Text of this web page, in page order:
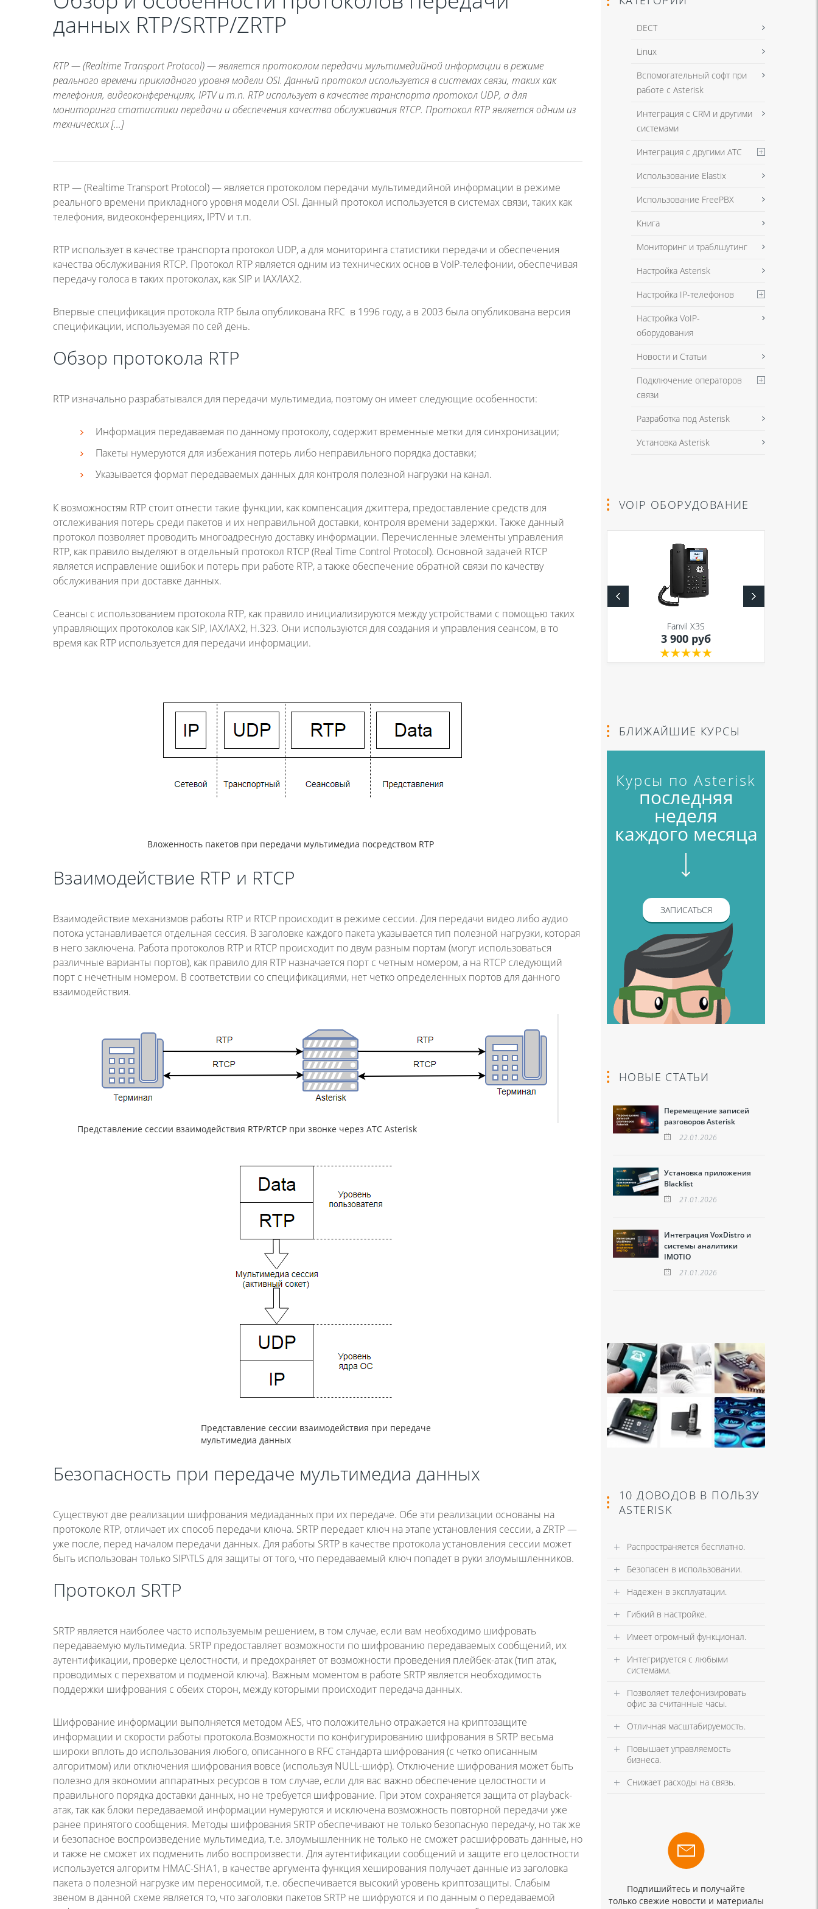
данных RTP/SRTP/ZRTP
RTP — (Realtime Transport Protocol) — является протоколом передачи мультимедийной информации в режиме
реального времени прикладного уровня модели OSI. Данный протокол используется в системах связи, таких как
телефония, видеоконференциях, IPTV и т.п. RTP использует в качестве транспорта протокол UDP, а для
мониторинга статистики передачи и обеспечения качества обслуживания RTCP. Протокол RTP является одним из
технических […]
RTP — (Realtime Transport Protocol) — является протоколом передачи мультимедийной информации в режиме
реального времени прикладного уровня модели OSI. Данный протокол используется в системах связи, таких как
телефония, видеоконференциях, IPTV и т.п.
RTP использует в качестве транспорта протокол UDP, а для мониторинга статистики передачи и обеспечения
качества обслуживания RTCP. Протокол RTP является одним из технических основ в VoIP-телефонии, обеспечивая
передачу голоса в таких протоколах, как SIP и IAX/IAX2.
Впервые спецификация протокола RTP была опубликована RFC в 1996 году, а в 2003 была опубликована версия
спецификации, используемая по сей день.
Обзор протокола RTP
RTP изначально разрабатывался для передачи мультимедиа, поэтому он имеет следующие особенности:
Информация передаваемая по данному протоколу, содержит временные метки для синхронизации;
Пакеты нумеруются для избежания потерь либо неправильного порядка доставки;
Указывается формат передаваемых данных для контроля полезной нагрузки на канал.
К возможностям RTP стоит отнести такие функции, как компенсация джиттера, предоставление средств для
отслеживания потерь среди пакетов и их неправильной доставки, контроля времени задержки. Также данный
протокол позволяет проводить многоадресную доставку информации. Перечисленные элементы управления
RTP, как правило выделяют в отдельный протокол RTCP (Real Time Control Protocol). Основной задачей RTCP
является исправление ошибок и потерь при работе RTP, а также обеспечение обратной связи по качеству
обслуживания при доставке данных.
Сеансы с использованием протокола RTP, как правило инициализируются между устройствами с помощью таких
управляющих протоколов как SIP, IAX/IAX2, H.323. Они используются для создания и управления сеансом, в то
время как RTP используется для передачи информации.
Вложенность пакетов при передачи мультимедиа посредством RTP
Взаимодействие RTP и RTCP
Взаимодействие механизмов работы RTP и RTCP происходит в режиме сессии. Для передачи видео либо аудио
потока устанавливается отдельная сессия. В заголовке каждого пакета указывается тип полезной нагрузки, которая
в него заключена. Работа протоколов RTP и RTCP происходит по двум разным портам (могут использоваться
различные варианты портов), как правило для RTP назначается порт с четным номером, а на RTCP следующий
порт с нечетным номером. В соответствии со спецификациями, нет четко определенных портов для данного
взаимодействия.
Представление сессии взаимодействия RTP/RTCP при звонке через АТС Asterisk
Представление сессии взаимодействия при передаче
мультимедиа данных
Безопасность при передаче мультимедиа данных
Существуют две реализации шифрования медиаданных при их передаче. Обе эти реализации основаны на
протоколе RTP, отличает их способ передачи ключа. SRTP передает ключ на этапе установления сессии, а ZRTP —
уже после, перед началом передачи данных. Для работы SRTP в качестве протокола установления сессии может
быть использован только SIP\TLS для защиты от того, что передаваемый ключ попадет в руки злоумышленников.
Протокол SRTP
SRTP является наиболее часто используемым решением, в том случае, если вам необходимо шифровать
передаваемую мультимедиа. SRTP предоставляет возможности по шифрованию передаваемых сообщений, их
аутентификации, проверке целостности, и предохраняет от возможности проведения плейбек-атак (тип атак,
проводимых с перехватом и подменой ключа). Важным моментом в работе SRTP является необходимость
поддержки шифрования с обеих сторон, между которыми происходит передача данных.
Шифрование информации выполняется методом AES, что положительно отражается на криптозащите
информации и скорости работы протокола.Возможности по конфигурированию шифрования в SRTP весьма
широки вплоть до использования любого, описанного в RFC стандарта шифрования (с четко описанным
алгоритмом) или отключения шифрования вовсе (используя NULL-шифр). Отключение шифрования может быть
полезно для экономии аппаратных ресурсов в том случае, если для вас важно обеспечение целостности и
правильного порядка доставки данных, но не требуется шифрование. При этом сохраняется защита от playback-
атак, так как блоки передаваемой информации нумеруются и исключена возможность повторной передачи уже
ранее принятого сообщения. Методы шифрования SRTP обеспечивают не только безопасную передачу, но так же
и безопасное воспроизведение мультимедиа, т.е. злоумышленник не только не сможет расшифровать данные, но
и также не сможет их подменить либо воспроизвести. Для аутентификации сообщений и защите его целостности
используется алгоритм HMAC-SHA1, в качестве аргумента функция хеширования получает данные из заголовка
пакета о полезной нагрузке им переносимой, т.е. обеспечивается высокий уровень криптозащиты. Слабым
звеном в данной схеме является то, что заголовки пакетов SRTP не шифруются и по данным о передаваемой
DECT
Linux
Вспомогательный софт при
работе с Asterisk
Интеграция с CRM и другими
системами
Интеграция с другими АТС
Использование Elastix
Использование FreePBX
Книга
Мониторинг и траблшутинг
Настройка Asterisk
Настройка IP-телефонов
Настройка VoIP-
оборудования
Новости и Статьи
Подключение операторов
связи
Разработка под Asterisk
Установка Asterisk
VOIP ОБОРУДОВАНИЕ
Fanvil X3S
2 990 руб Fanvil X3S
3 900 руб
БЛИЖАЙШИЕ КУРСЫ
Курсы по Asterisk
последняя
неделя
каждого месяца
ЗАПИСАТЬСЯ
НОВЫЕ СТАТЬИ
Перемещение записей
разговоров Asterisk
22.01.2026
Установка приложения
Blacklist
21.01.2026
Интеграция VoxDistro и
системы аналитики
IMOTIO
21.01.2026
10 ДОВОДОВ В ПОЛЬЗУ
ASTERISK
Распространяется бесплатно.
Безопасен в использовании.
Надежен в эксплуатации.
Гибкий в настройке.
Имеет огромный функционал.
Интегрируется с любыми
системами.
Позволяет телефонизировать
офис за считанные часы.
Отличная масштабируемость.
Повышает управляемость
бизнеса.
Снижает расходы на связь.
Подпишийтесь и получайте
только свежие новости и материалы